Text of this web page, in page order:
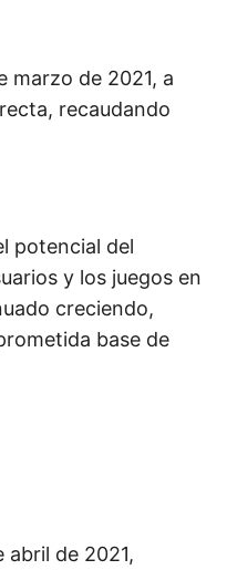
marzo de 2021, a
recaudando
potencial del
y los juegos en
creciendo,
base de
abril de 2021,